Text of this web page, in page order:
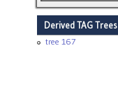
Derived TAG Trees
tree 167